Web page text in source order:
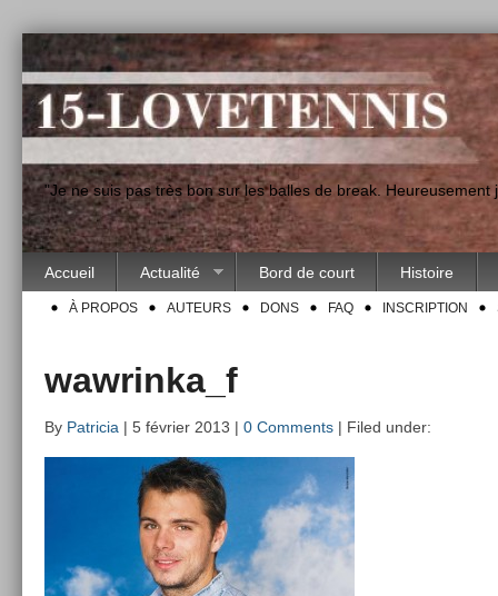
"Je ne suis pas très bon sur les balles de break.
Accueil Actualité Bord de court Histoire
À PROPOS AUTEURS DONS FAQ INSCRIPTION
wawrinka_f
By Patricia | 5 février 2013 | 0 Comments | Filed under: